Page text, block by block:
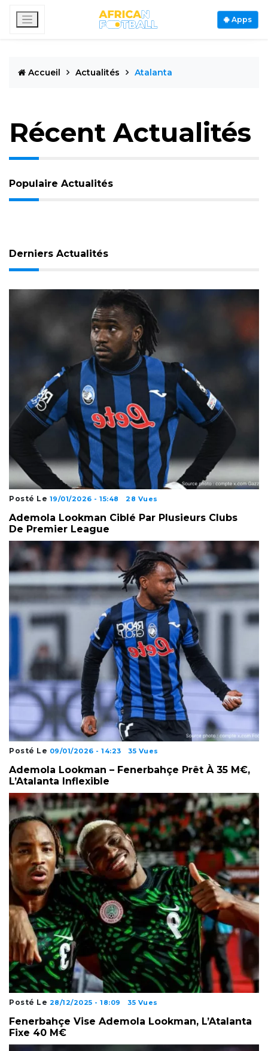
Apps
Accueil Actualités Atalanta
Récent Actualités
Populaire Actualités
Derniers Actualités
Posté Le 19/01/2026 - 15:48 28 Vues
Ademola Lookman Ciblé Par Plusieurs Clubs
De Premier League
Posté Le 09/01/2026 - 14:23 35 Vues
Ademola Lookman – Fenerbahçe Prêt À 35 M€,
L’Atalanta Inflexible
Posté Le 28/12/2025 - 18:09 35 Vues
Fenerbahçe Vise Ademola Lookman, L’Atalanta
Fixe 40 M€